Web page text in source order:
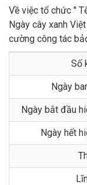
Về việc tổ chức "
Ngày cây xanh
cường công tác
Số
Ngày
Ngày bắt đầu
Ngày hết